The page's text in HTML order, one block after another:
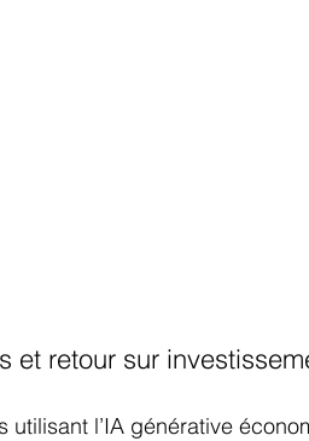
et retour sur
utilisant l’IA générative